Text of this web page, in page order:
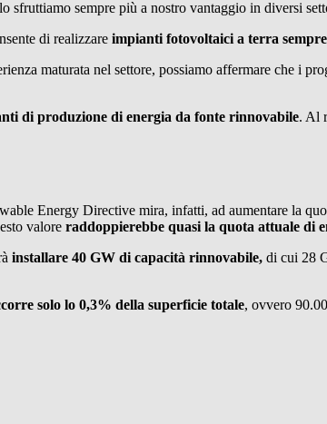
sfruttiamo sempre più a nostro vantaggio in diversi
di realizzare impianti fotovoltaici a terra
maturata nel settore, possiamo affermare che i
di produzione di energia da fonte rinnovabile. Al
Energy Directive mira, infatti, ad aumentare la
valore raddoppierebbe quasi la quota attuale di
installare 40 GW di capacità rinnovabile, di cui 28
solo lo 0,3% della superficie totale, ovvero